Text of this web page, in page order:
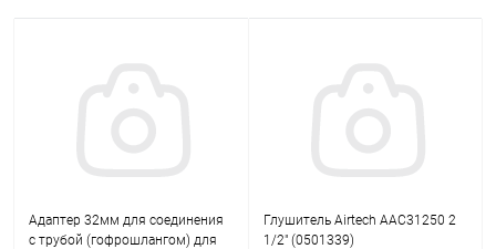
Адаптер 32мм для соединения
с трубой (гофрошлангом) для
Глушитель Airtech AAC31250 2
1/2" (0501339)